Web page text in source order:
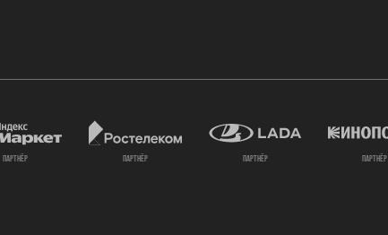
партнёр партнёр партнёр партнёр